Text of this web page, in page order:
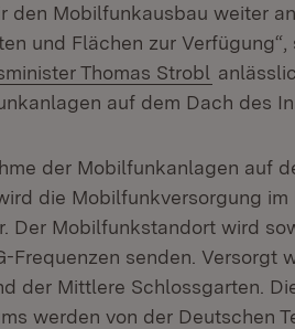
den Mobilfunkausbau weiter
und Flächen zur Verfügung“,
Thomas Strobl
auf dem Dach des
der Mobilfunkanlagen auf
die Mobilfunkversorgung
Der Mobilfunkstandort wird
Frequenzen senden. Versorgt
der Mittlere Schlossgarten.
werden von der Deutschen